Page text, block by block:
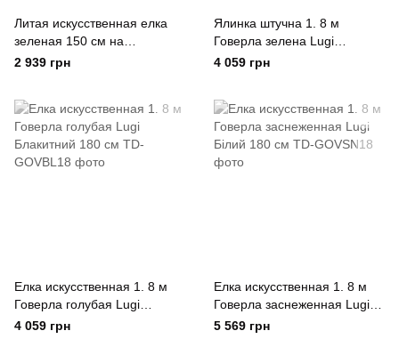
Литая искусственная елка
зеленая 150 см на
пластиковом основании Lugi
2 939 грн
Ялинка штучна 1. 8 м
Говерла зелена Lugi
Зелений 180 см
4 059 грн
Елка искусственная 1. 8 м
Говерла голубая Lugi
Блакитний 180 см
4 059 грн
Елка искусственная 1. 8 м
Говерла заснеженная Lugi
Білий 180 см
5 569 грн